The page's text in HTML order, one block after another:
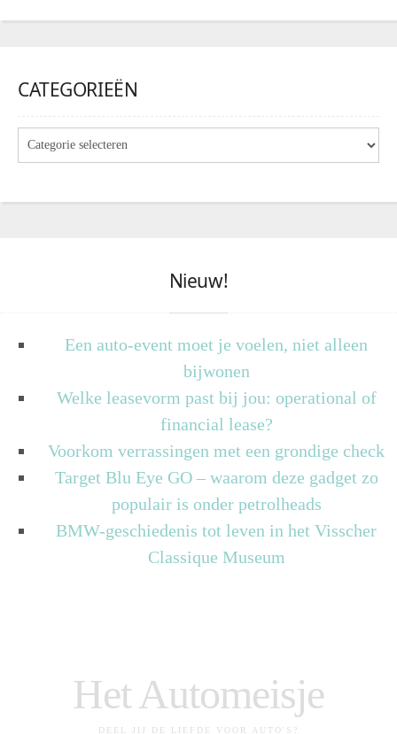
CATEGORIEËN
Nieuw!
Een auto-event moet je voelen, niet alleen
bijwonen
Welke leasevorm past bij jou: operational of
financial lease?
Voorkom verrassingen met een grondige check
Target Blu Eye GO – waarom deze gadget zo
populair is onder petrolheads
BMW-geschiedenis tot leven in het Visscher
Classique Museum
Het Automeisje
DEEL JIJ DE LIEFDE VOOR AUTO'S?